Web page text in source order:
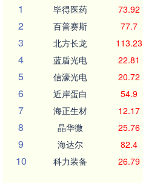
1
毕得医药 73.92
2 百普赛斯 77.7
3 北方长龙 113.23
4 蓝盾光电 22.81
5 信濠光电 20.72
6 近岸蛋白 54.9
7 海正生材 12.17
8 晶华微 25.76
9 海达尔 82.4
10 科力装备 26.79